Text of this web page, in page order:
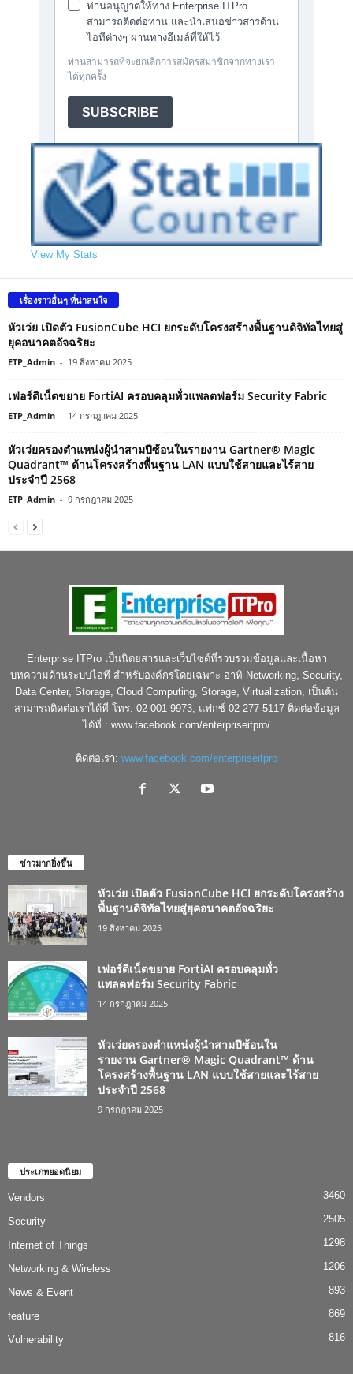
View My Stats
เรื่องราวอื่นๆ ที่น่าสนใจ
หัวเว่ย เปิดตัว FusionCube HCI ยกระดับโครงสร้างพื้นฐานดิจิทัลไทยสู่
ยุคอนาคตอัจฉริยะ
ETP_Admin - 19 สิงหาคม 2025
เฟอร์ติเน็ตขยาย FortiAI ครอบคลุมทั่วแพลตฟอร์ม Security Fabric
ETP_Admin - 14 กรกฎาคม 2025
หัวเว่ยครองตำแหน่งผู้นำสามปีซ้อนในรายงาน Gartner® Magic
Quadrant™ ด้านโครงสร้างพื้นฐาน LAN แบบใช้สายและไร้สาย
ประจำปี 2568
ETP_Admin - 9 กรกฎาคม 2025
Enterprise ITPro เป็นนิตยสารและเว็บไซต์ที่รวบรวมข้อมูลและเนื้อหา
บทความด้านระบบไอที สำหรับองค์กรโดยเฉพาะ อาทิ Networking, Security,
Data Center, Storage, Cloud Computing, Storage, Virtualization, เป็นต้น
สามารถติดต่อเราได้ที่ โทร. 02-001-9973, แฟกซ์ 02-277-5117 ติดต่อข้อมูล
ได้ที่ : www.facebook.com/enterpriseitpro/
ติดต่อเรา: www.facebook.com/enterpriseitpro
ข่าวมากยิ่งขึ้น
หัวเว่ย เปิดตัว FusionCube HCI ยกระดับโครงสร้าง
พื้นฐานดิจิทัลไทยสู่ยุคอนาคตอัจฉริยะ
19 สิงหาคม 2025
เฟอร์ติเน็ตขยาย FortiAI ครอบคลุมทั่ว
แพลตฟอร์ม Security Fabric
14 กรกฎาคม 2025
หัวเว่ยครองตำแหน่งผู้นำสามปีซ้อนใน
รายงาน Gartner® Magic Quadrant™ ด้าน
โครงสร้างพื้นฐาน LAN แบบใช้สายและไร้สาย
ประจำปี 2568
9 กรกฎาคม 2025
ประเภทยอดนิยม
Vendors 3460
Security 2505
Internet of Things 1298
Networking & Wireless 1206
News & Event 893
feature 869
Vulnerability 816